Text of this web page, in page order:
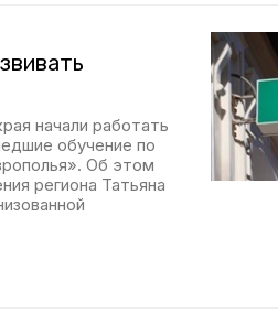
начали работать
обучение по
Об этом
региона Татьяна